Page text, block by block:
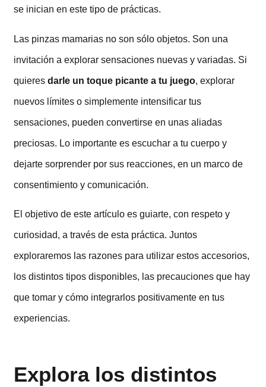
se inician en este tipo de prácticas.
Las pinzas mamarias no son sólo objetos. Son una
invitación a explorar sensaciones nuevas y variadas. Si
quieresdarle un toque picante a tu juego, explorar
nuevos límites o simplemente intensificar tus
sensaciones, pueden convertirse en unas aliadas
preciosas. Lo importante es escuchar a tu cuerpo y
dejarte sorprender por sus reacciones, en un marco de
consentimiento y comunicación.
El objetivo de este artículo es guiarte, con respeto y
curiosidad, a través de esta práctica. Juntos
exploraremos las razones para utilizar estos accesorios,
los distintos tipos disponibles, las precauciones que hay
que tomar y cómo integrarlos positivamente en tus
experiencias.
Explora los distintos